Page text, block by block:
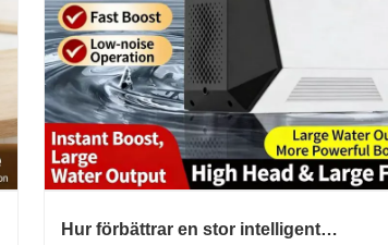
Hur förbättrar en stor intelligent